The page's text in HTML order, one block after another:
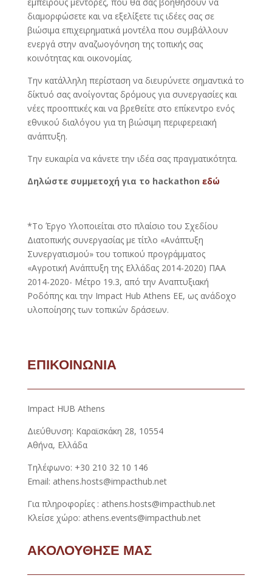
διαμορφώσετε και να εξελίξετε τις ιδέες σας σε
βιώσιμα επιχειρηματικά μοντέλα που συμβάλλουν
ενεργά στην αναζωογόνηση της τοπικής σας
κοινότητας και οικονομίας.
Την κατάλληλη περίσταση να διευρύνετε σημαντικά το
δίκτυό σας ανοίγοντας δρόμους για συνεργασίες και
νέες προοπτικές και να βρεθείτε στο επίκεντρο ενός
εθνικού διαλόγου για τη βιώσιμη περιφερειακή
ανάπτυξη.
Την ευκαιρία να κάνετε την ιδέα σας πραγματικότητα.
Δηλώστε συμμετοχή για το hackathon εδώ
*Το Έργο Υλοποιείται στο πλαίσιο του Σχεδίου
Διατοπικής συνεργασίας με τίτλο «Ανάπτυξη
Συνεργατισμού» του τοπικού προγράμματος
«Αγροτική Ανάπτυξη της Ελλάδας 2014-2020) ΠΑΑ
2014-2020- Μέτρο 19.3, από την Αναπτυξιακή
Ροδόπης και την Impact Hub Athens EE, ως ανάδοχο
υλοποίησης των τοπικών δράσεων.
ΕΠΙΚΟΙΝΩΝΙΑ
Impact HUB Athens
Διεύθυνση: Καραϊσκάκη 28, 10554
Αθήνα, Ελλάδα
Τηλέφωνο: +30 210 32 10 146
Email: athens.hosts@impacthub.net
Για πληροφορίες : athens.hosts@impacthub.net
Κλείσε χώρο: athens.events@impacthub.net
ΑΚΟΛΟΥΘΗΣΕ ΜΑΣ